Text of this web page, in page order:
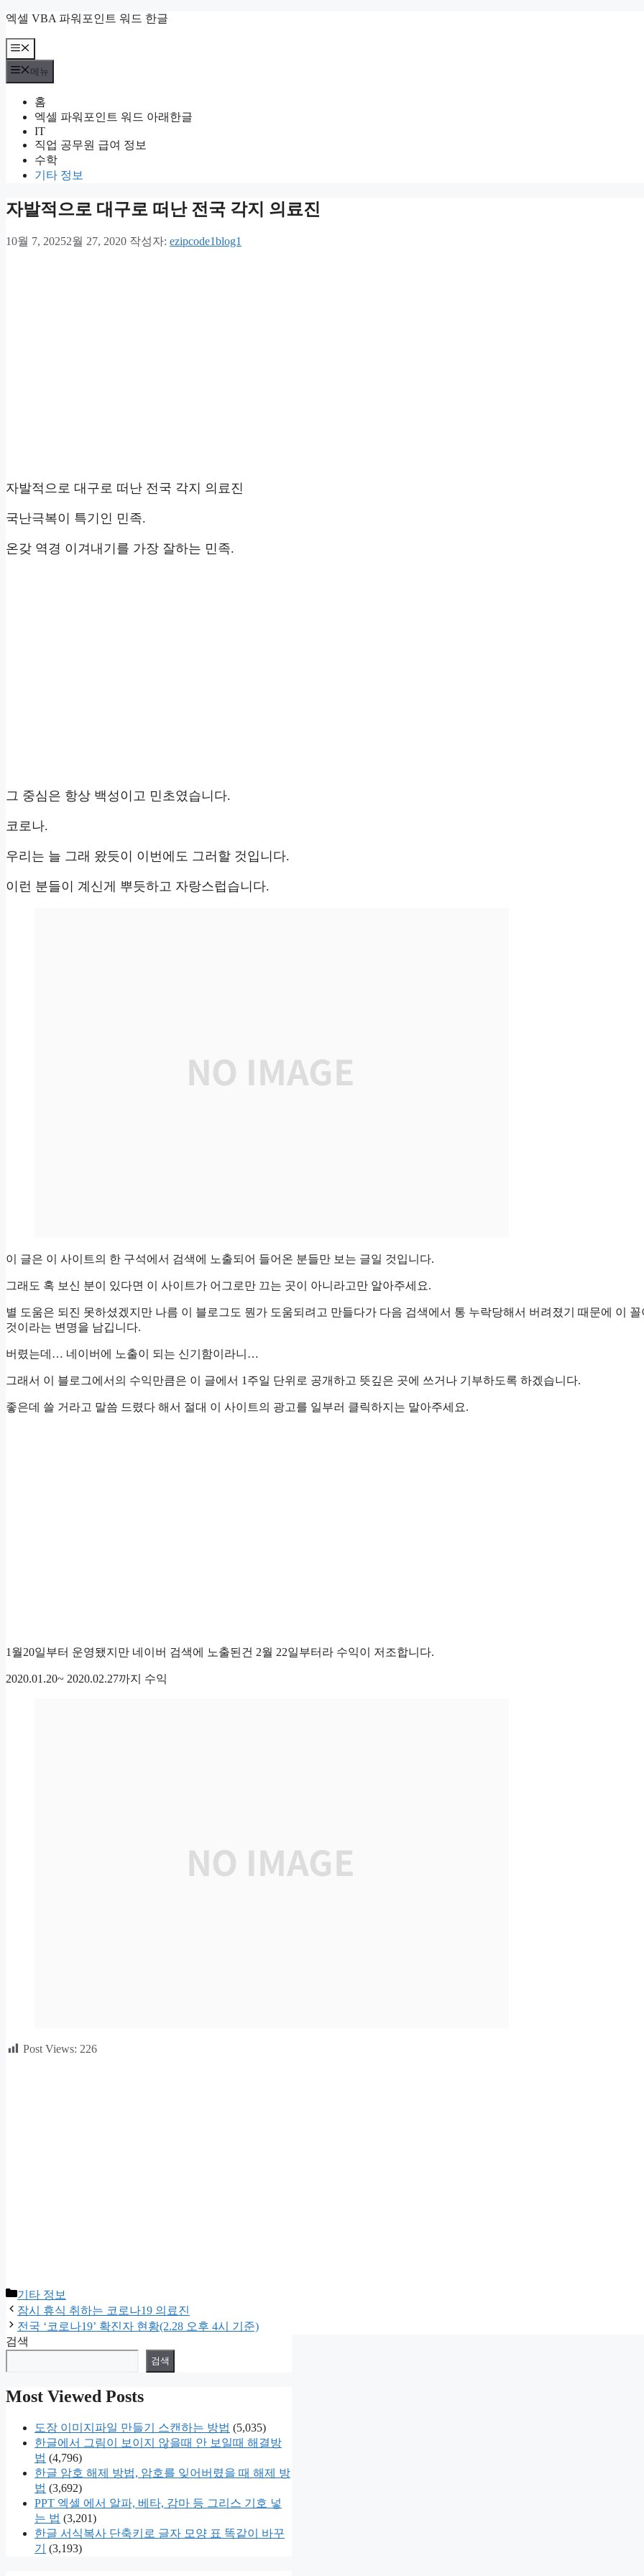
컨
츠
로
엑셀 VBA 파워포인트 워드 한글
메
뉴
메뉴
홈
엑셀 파워포인트 워드 아래한글
IT
직업 공무원 급여 정보
수학
기타 정보
자발적으로 대구로 떠난 전국 각지 의료진
10월 7, 20252월 27, 2020 작성자: ezipcode1blog1
자발적으로 대구로 떠난 전국 각지 의료진
국난극복이 특기인 민족.
온갖 역경 이겨내기를 가장 잘하는 민족.
그 중심은 항상 백성이고 민초였습니다.
코로나.
우리는 늘 그래 왔듯이 이번에도 그러할 것입니다.
이런 분들이 계신게 뿌듯하고 자랑스럽습니다.
이 글은 이 사이트의 한 구석에서 검색에 노출되어 들어온 분들만 보는 글일 것입니다.
그래도 혹 보신 분이 있다면 이 사이트가 어그로만 끄는 곳이 아니라고만 알아주세요.
별 도움은 되진 못하셨겠지만 나름 이 블로그도 뭔가 도움되려고 만들다가 다음 검색에서 통 누락당해서 버려졌기 때문에 이 꼴
것이라는 변명을 남깁니다.
버렸는데… 네이버에 노출이 되는 신기함이라니…
그래서 이 블로그에서의 수익만큼은 이 글에서 1주일 단위로 공개하고 뜻깊은 곳에 쓰거나 기부하도록 하겠습니다.
좋은데 쓸 거라고 말씀 드렸다 해서 절대 이 사이트의 광고를 일부러 클릭하지는 말아주세요.
1월20일부터 운영됐지만 네이버 검색에 노출된건 2월 22일부터라 수익이 저조합니다.
2020.01.20~ 2020.02.27까지 수익
Post Views: 226
카
테
고
리
기타 정보
잠시 휴식 취하는 코로나19 의료진
전국 ‘코로나19’ 확진자 현황(2.28 오후 4시 기준)
검색
검색
Most Viewed Posts
도장 이미지파일 만들기 스캔하는 방법 (5,035)
한글에서 그림이 보이지 않을때 안 보일때 해결방
법 (4,796)
한글 암호 해제 방법, 암호를 잊어버렸을 때 해제 방
법 (3,692)
PPT 엑셀 에서 알파, 베타, 감마 등 그리스 기호 넣
는 법 (3,201)
한글 서식복사 단축키로 글자 모양 표 똑같이 바꾸
기
(3,193)